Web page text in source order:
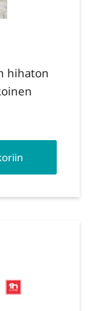
hihaton